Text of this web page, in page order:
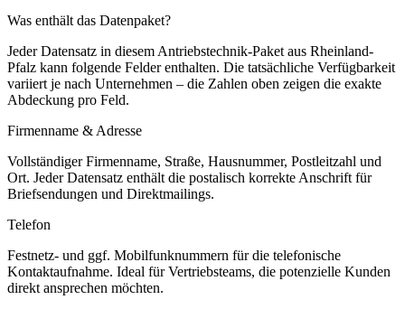
Was enthält das Datenpaket?
Jeder Datensatz in diesem Antriebstechnik-Paket aus Rheinland-
Pfalz kann folgende Felder enthalten. Die tatsächliche Verfügbarkeit
variiert je nach Unternehmen – die Zahlen oben zeigen die exakte
Abdeckung pro Feld.
Firmenname & Adresse
Vollständiger Firmenname, Straße, Hausnummer, Postleitzahl und
Ort. Jeder Datensatz enthält die postalisch korrekte Anschrift für
Briefsendungen und Direktmailings.
Telefon
Festnetz- und ggf. Mobilfunknummern für die telefonische
Kontaktaufnahme. Ideal für Vertriebsteams, die potenzielle Kunden
direkt ansprechen möchten.